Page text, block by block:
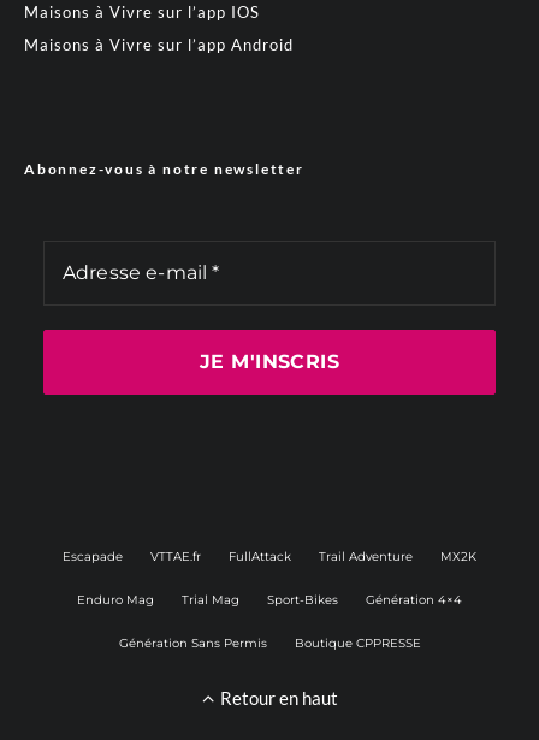
Maisons à Vivre sur l’app IOS
Maisons à Vivre sur l’app Android
Abonnez-vous à notre newsletter
Escapade VTTAE.fr FullAttack Trail Adventure MX2K
Enduro Mag Trial Mag Sport-Bikes Génération 4×4
Génération Sans Permis Boutique CPPRESSE
Retour en haut